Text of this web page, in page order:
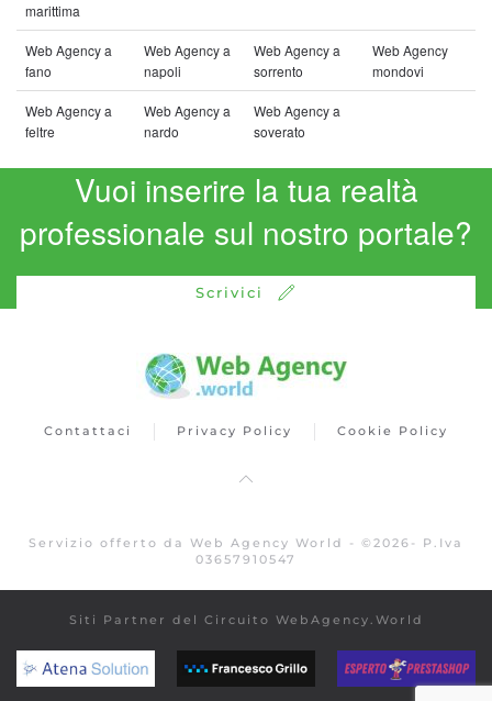
marittima
Web Agency a
fano
Web Agency a
napoli
Web Agency a
sorrento
Web Agency
mondovi
Web Agency a
feltre
Web Agency a
nardo
Web Agency a
soverato
Vuoi inserire la tua realtà
professionale sul nostro portale?
Scrivici
Contattaci Privacy Policy Cookie Policy
Servizio offerto da Web Agency World - © 2026 - P.Iva
03657910547
Siti Partner del Circuito WebAgency.World
atenasolution.it www.francescogrillo.it